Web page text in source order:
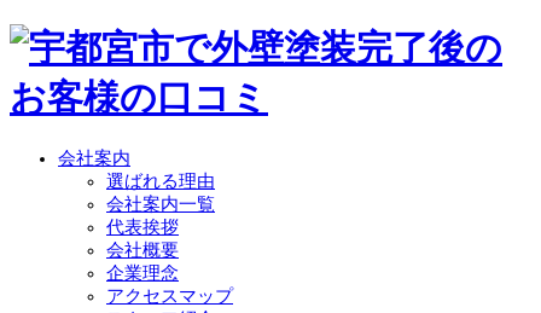
会社案内
選ばれる理由
会社案内一覧
代表挨拶
会社概要
企業理念
アクセスマップ